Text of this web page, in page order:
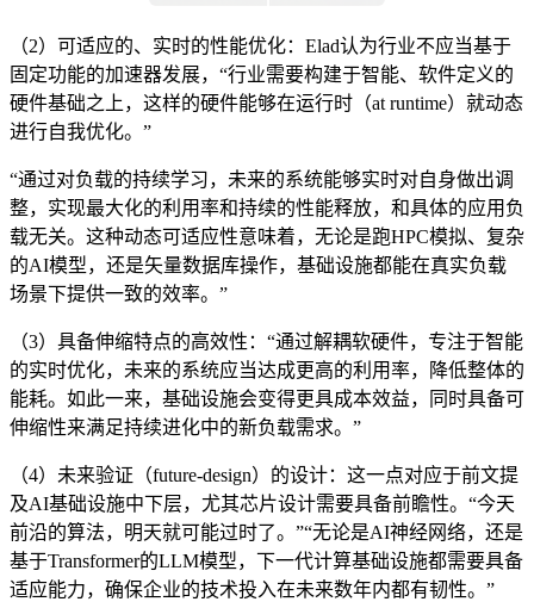
（2）可适应的、实时的性能优化：Elad认为行业不应当基于
固定功能的加速器发展，“行业需要构建于智能、软件定义的
硬件基础之上，这样的硬件能够在运行时（at runtime）就动态
进行自我优化。”
“通过对负载的持续学习，未来的系统能够实时对自身做出调
整，实现最大化的利用率和持续的性能释放，和具体的应用负
载无关。这种动态可适应性意味着，无论是跑HPC模拟、复杂
的AI模型，还是矢量数据库操作，基础设施都能在真实负载
场景下提供一致的效率。”
（3）具备伸缩特点的高效性：“通过解耦软硬件，专注于智能
的实时优化，未来的系统应当达成更高的利用率，降低整体的
能耗。如此一来，基础设施会变得更具成本效益，同时具备可
伸缩性来满足持续进化中的新负载需求。”
（4）未来验证（future-design）的设计：这一点对应于前文提
及AI基础设施中下层，尤其芯片设计需要具备前瞻性。“今天
前沿的算法，明天就可能过时了。”“无论是AI神经网络，还是
基于Transformer的LLM模型，下一代计算基础设施都需要具备
适应能力，确保企业的技术投入在未来数年内都有韧性。”